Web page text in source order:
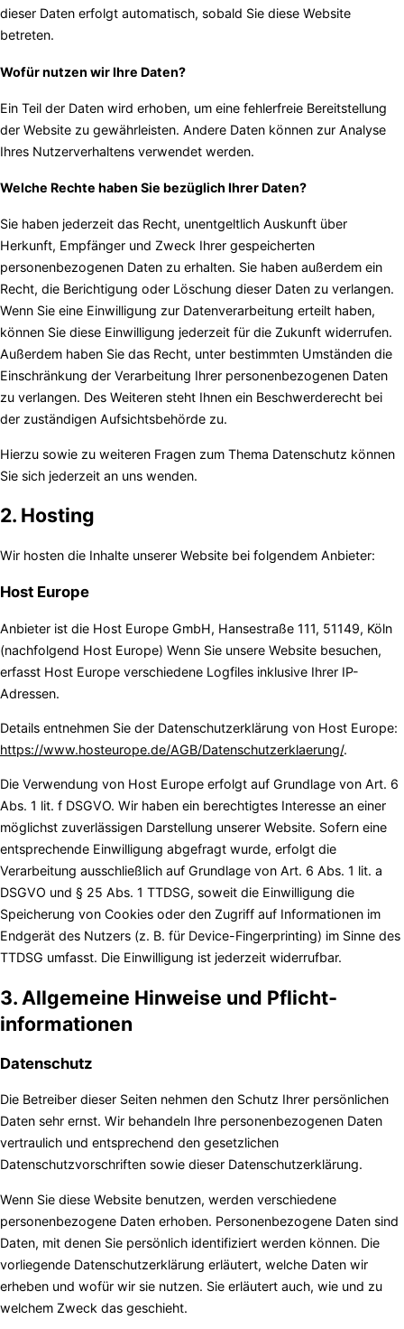
dieser Daten erfolgt automatisch, sobald Sie diese Website
betreten.
Wofür nutzen wir Ihre Daten?
Ein Teil der Daten wird erhoben, um eine fehlerfreie Bereitstellung
der Website zu gewährleisten. Andere Daten können zur Analyse
Ihres Nutzerverhaltens verwendet werden.
Welche Rechte haben Sie bezüglich Ihrer Daten?
Sie haben jederzeit das Recht, unentgeltlich Auskunft über
Herkunft, Empfänger und Zweck Ihrer gespeicherten
personenbezogenen Daten zu erhalten. Sie haben außerdem ein
Recht, die Berichtigung oder Löschung dieser Daten zu verlangen.
Wenn Sie eine Einwilligung zur Datenverarbeitung erteilt haben,
können Sie diese Einwilligung jederzeit für die Zukunft widerrufen.
Außerdem haben Sie das Recht, unter bestimmten Umständen die
Einschränkung der Verarbeitung Ihrer personenbezogenen Daten
zu verlangen. Des Weiteren steht Ihnen ein Beschwerderecht bei
der zuständigen Aufsichtsbehörde zu.
Hierzu sowie zu weiteren Fragen zum Thema Datenschutz können
Sie sich jederzeit an uns wenden.
2. Hosting
Wir hosten die Inhalte unserer Website bei folgendem Anbieter:
Host Europe
Anbieter ist die Host Europe GmbH, Hansestraße 111, 51149, Köln
(nachfolgend Host Europe) Wenn Sie unsere Website besuchen,
erfasst Host Europe verschiedene Logfiles inklusive Ihrer IP-
Adressen.
Details entnehmen Sie der Datenschutzerklärung von Host Europe:
https://www.hosteurope.de/AGB/Datenschutzerklaerung/.
Die Verwendung von Host Europe erfolgt auf Grundlage von Art. 6
Abs. 1 lit. f DSGVO. Wir haben ein berechtigtes Interesse an einer
möglichst zuverlässigen Darstellung unserer Website. Sofern eine
entsprechende Einwilligung abgefragt wurde, erfolgt die
Verarbeitung ausschließlich auf Grundlage von Art. 6 Abs. 1 lit. a
DSGVO und § 25 Abs. 1 TTDSG, soweit die Einwilligung die
Speicherung von Cookies oder den Zugriff auf Informationen im
Endgerät des Nutzers (z. B. für Device-Fingerprinting) im Sinne des
TTDSG umfasst. Die Einwilligung ist jederzeit widerrufbar.
3. Allgemeine Hinweise und Pflicht­
informationen
Datenschutz
Die Betreiber dieser Seiten nehmen den Schutz Ihrer persönlichen
Daten sehr ernst. Wir behandeln Ihre personenbezogenen Daten
vertraulich und entsprechend den gesetzlichen
Datenschutzvorschriften sowie dieser Datenschutzerklärung.
Wenn Sie diese Website benutzen, werden verschiedene
personenbezogene Daten erhoben. Personenbezogene Daten sind
Daten, mit denen Sie persönlich identifiziert werden können. Die
vorliegende Datenschutzerklärung erläutert, welche Daten wir
erheben und wofür wir sie nutzen. Sie erläutert auch, wie und zu
welchem Zweck das geschieht.